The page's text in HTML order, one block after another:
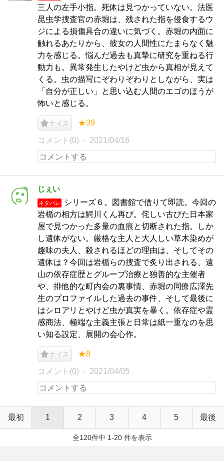
三人の左手小指。死体は見つかっていない。法医
昆虫学捜査官の赤堀は、残された指を侵食するウ
ジによる損傷具合の違いに気づく。赤堀の内面に
触れるあたりから、彼女の人間性にたまらなく魅
力を感じる。悩んだ過去も真摯に研究を重ねる行
動力も。異常発生したやけど虫から真相が見えて
くる。虫の描写にぞわりぞわりとしながら、実は
「自分が正しい」と思い込む人間のエゴのほうが
怖いと感じる。
ナイス ★39
コメント(0) 2021/04/16
じぇい
ネタバレ
シリーズ６。図書館で借りて即読。今回の
岩楯の相方は鰐川くん再び。侘しい古びた日本家
屋で見つかった多量の血痕と切断された指。しか
し遺体がない。厳格な主人と大人しい草木染めが
趣味の夫人、殺されるほどの理由は、そしてその
遺体は？今回は岩楯らの捜査で炙り出される、遠
山の依存症歴とグループ治療と独善的な主催者
や、排他的な町内会の裏事情、赤堀の同僚広澤先
生のプロファイルした過去の事件、そして最後に
はシロアリとやけど虫が真実を暴く。依存症や霊
感商法、極端な主義主張と日常は紙一重なのを思
い知る設定、展開の会心作。
ナイス ★8
コメント(0) 2021/04/05
最初 1 2 3 4 5 最後
全120件中 1-20 件を表示